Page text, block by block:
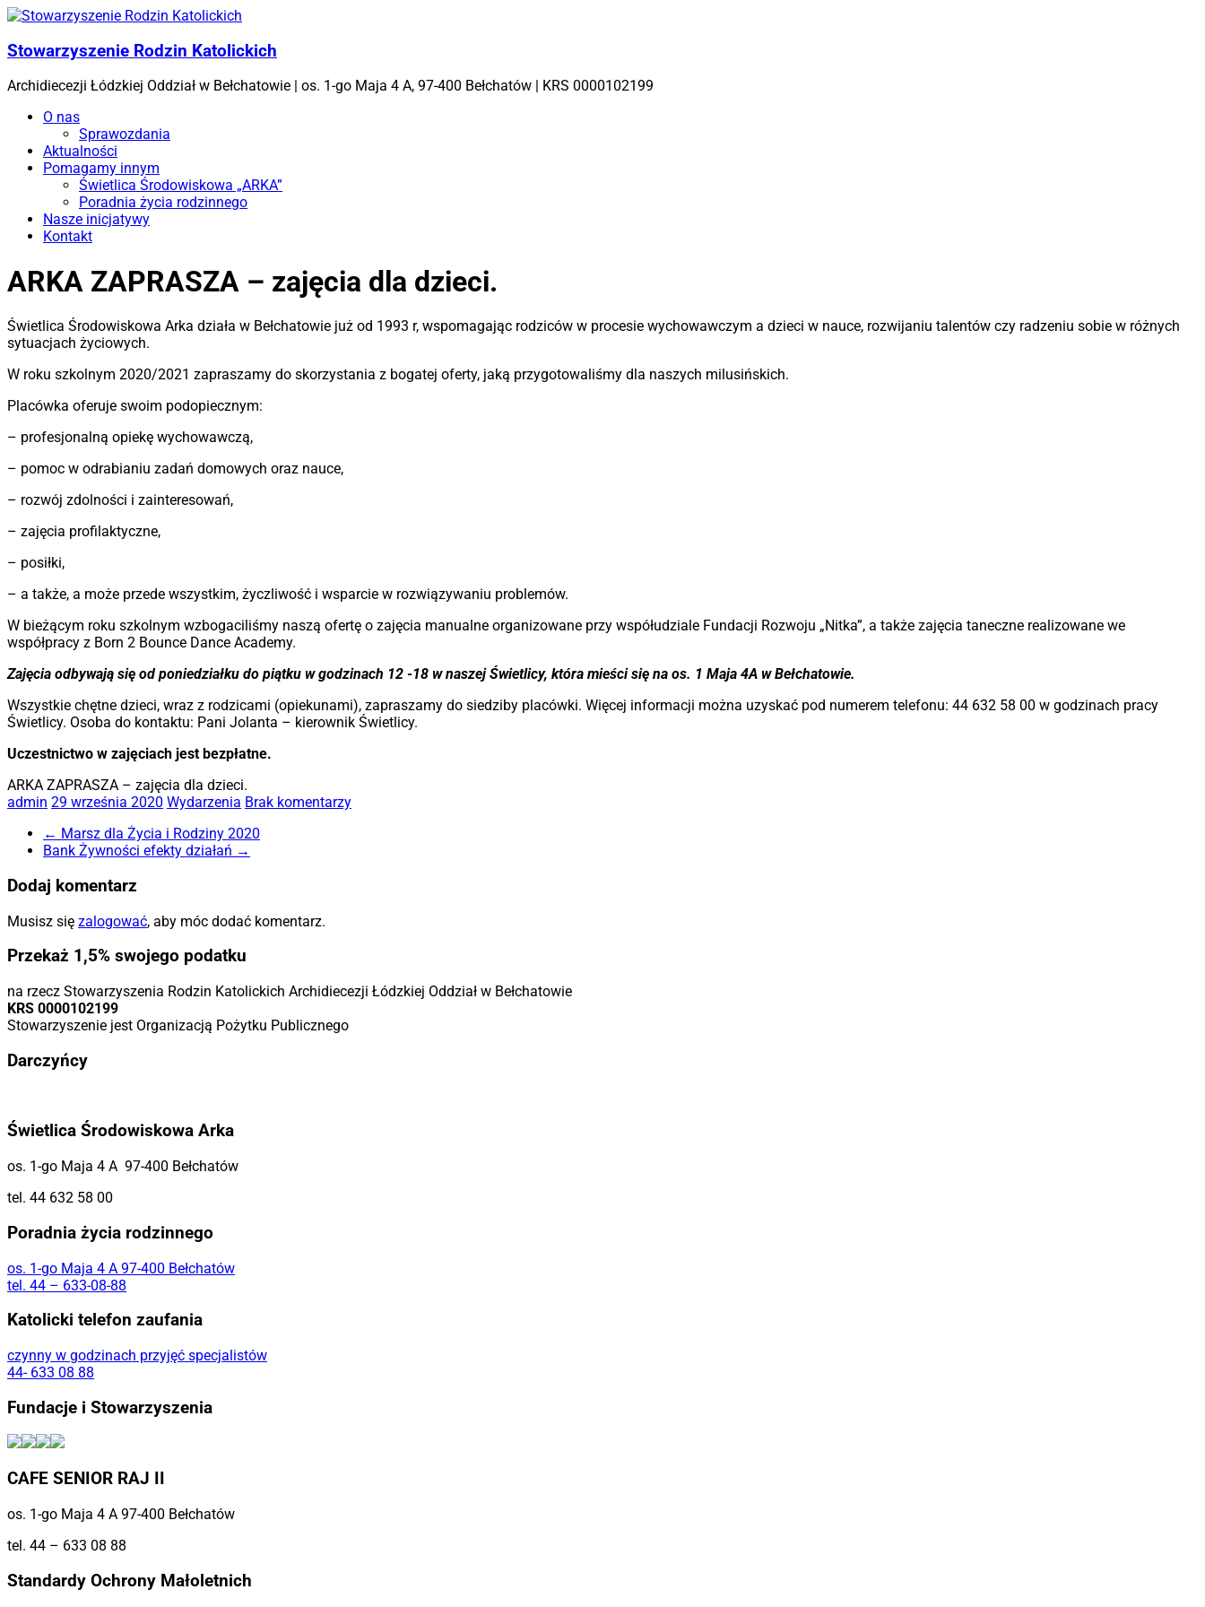
Skip
content
Stowarzyszenie Rodzin Katolickich
Archidiecezji Łódzkiej Oddział w Bełchatowie | os. 1-go Maja 4 A, 97-400 Bełchatów | KRS 0000102199
Menu
O nas
Sprawozdania
Aktualności
Pomagamy innym
Świetlica Środowiskowa „ARKA”
Poradnia życia rodzinnego
Nasze inicjatywy
Kontakt
ARKA ZAPRASZA – zajęcia dla dzieci.
Świetlica Środowiskowa Arka działa w Bełchatowie już od 1993 r, wspomagając rodziców w procesie wychowawczym a dzieci w nauce, rozwijaniu talentów czy radzeniu sobie w różnych
sytuacjach życiowych.
W roku szkolnym 2020/2021 zapraszamy do skorzystania z bogatej oferty, jaką przygotowaliśmy dla naszych milusińskich.
Placówka oferuje swoim podopiecznym:
– profesjonalną opiekę wychowawczą,
– pomoc w odrabianiu zadań domowych oraz nauce,
– rozwój zdolności i zainteresowań,
– zajęcia profilaktyczne,
– posiłki,
– a także, a może przede wszystkim, życzliwość i wsparcie w rozwiązywaniu problemów.
W bieżącym roku szkolnym wzbogaciliśmy naszą ofertę o zajęcia manualne organizowane przy współudziale Fundacji Rozwoju „Nitka”, a także zajęcia taneczne realizowane we
współpracy z Born 2 Bounce Dance Academy.
Zajęcia odbywają się od poniedziałku do piątku w godzinach 12 -18 w naszej Świetlicy, która mieści się na os. 1 Maja 4A w Bełchatowie.
Wszystkie chętne dzieci, wraz z rodzicami (opiekunami), zapraszamy do siedziby placówki. Więcej informacji można uzyskać pod numerem telefonu: 44 632 58 00 w godzinach pracy
Świetlicy. Osoba do kontaktu: Pani Jolanta – kierownik Świetlicy.
Uczestnictwo w zajęciach jest bezpłatne.
ARKA ZAPRASZA – zajęcia dla dzieci.
admin 29 września 2020 Wydarzenia Brak komentarzy
← Marsz dla Życia i Rodziny 2020
Bank Żywności efekty działań →
Dodaj komentarz
Musisz się zalogować, aby móc dodać komentarz.
Przekaż 1,5% swojego podatku
na rzecz Stowarzyszenia Rodzin Katolickich Archidiecezji Łódzkiej Oddział w Bełchatowie
KRS 0000102199
Stowarzyszenie jest Organizacją Pożytku Publicznego
Darczyńcy
Świetlica Środowiskowa Arka
os. 1-go Maja 4 A 97-400 Bełchatów
tel. 44 632 58 00
Poradnia życia rodzinnego
os. 1-go Maja 4 A 97-400 Bełchatów
tel. 44 – 633-08-88
Katolicki telefon zaufania
czynny w godzinach przyjęć specjalistów
44- 633 08 88
Fundacje i Stowarzyszenia
CAFE SENIOR RAJ II
os. 1-go Maja 4 A 97-400 Bełchatów
tel. 44 – 633 08 88
Standardy Ochrony Małoletnich